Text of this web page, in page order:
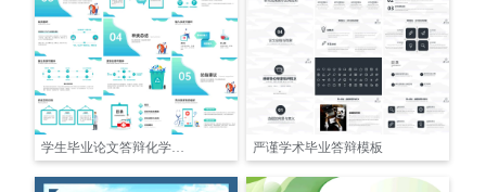
学生毕业论文答辩化学专业渐变风格 严谨学术毕业答辩模板